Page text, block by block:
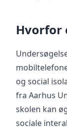
Hvorfor
og social
fra Aarhus
skolen kan
sociale